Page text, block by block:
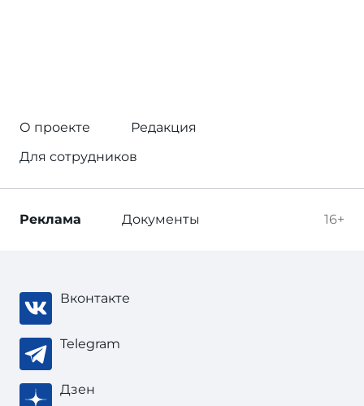
О проекте
Редакция
Для сотрудников
16+
Реклама Документы
Вконтакте
Telegram
Дзен